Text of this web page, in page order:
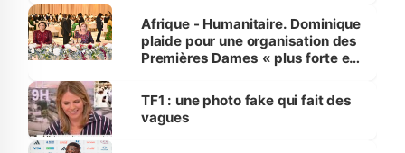
Afrique - Humanitaire. Dominique
plaide pour une organisation des
Premières Dames « plus forte et
sur la scène internationale »
TF1 : une photo fake qui fait des
vagues